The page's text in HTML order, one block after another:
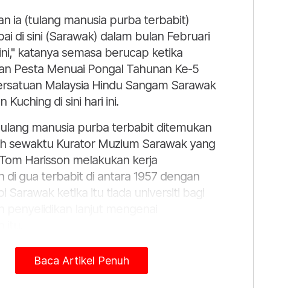
ia (tulang manusia purba terbabit)
di sini (Sarawak) dalam bulan Februari
katanya semasa berucap ketika
Pesta Menuai Pongal Tahunan Ke-5
Malaysia Hindu Sangam Sarawak
Kuching di sini hari ini.
manusia purba terbabit ditemukan
sewaktu Kurator Muzium Sarawak yang
Harisson melakukan kerja
di gua terbabit di antara 1957 dengan
Sarawak ketika itu tiada universiti bagi
tulang rangka manusia purba ditemukan
Gua Niah dan daripada jumlah itu,
Baca Artikel Penuh